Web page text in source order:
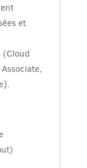
et
(Cloud